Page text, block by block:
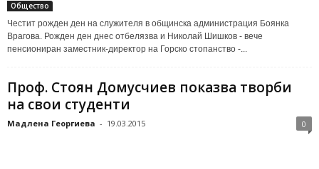
Общество
Честит рожден ден на служителя в общинска администрация Боянка
Врагова. Рожден ден днес отбелязва и Николай Шишков - вече
пенсиониран заместник-директор на Горско стопанство -...
Проф. Стоян Домусчиев показва творби
на свои студенти
Мадлена Георгиева - 19.03.2015 0